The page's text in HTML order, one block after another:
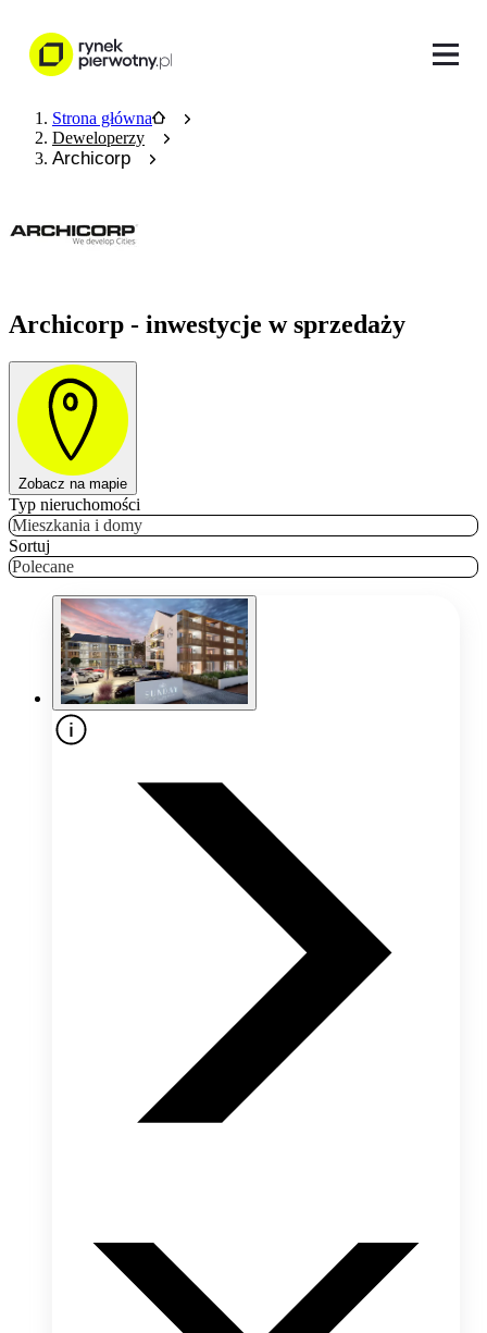
Strona główna
Deweloperzy
Archicorp
Archicorp - inwestycje w sprzedaży
Zobacz na mapie
Typ nieruchomości
Mieszkania i domy
Sortuj
Polecane